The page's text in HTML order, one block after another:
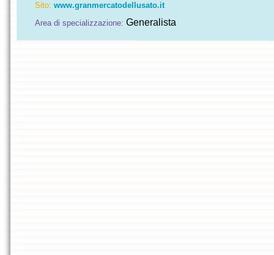
Sito: www.granmercatodellusato.it
Area di specializzazione: Generalista